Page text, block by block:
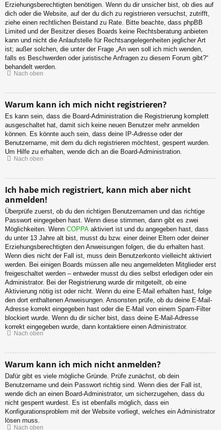
Erziehungsberechtigten benötigen. Wenn du dir unsicher bist, ob dies auf
dich oder die Website, auf der du dich zu registrieren versuchst, zutrifft,
ziehe einen rechtlichen Beistand zu Rate. Bitte beachte, dass phpBB
Limited und der Besitzer dieses Boards keine Rechtsberatung anbieten
kann und nicht die Anlaufstelle für Rechtsangelegenheiten jeglicher Art
ist; außer solchen, die unter der Frage „An wen soll ich mich wenden,
falls es Beschwerden oder juristische Anfragen zu diesem Forum gibt?“
behandelt werden.
Nach oben
Warum kann ich mich nicht registrieren?
Es kann sein, dass die Board-Administration die Registrierung komplett
ausgeschaltet hat, damit sich keine neuen Benutzer mehr anmelden
können. Es könnte auch sein, dass deine IP-Adresse oder der
Benutzername, mit dem du dich registrieren möchtest, gesperrt wurden.
Um Hilfe zu erhalten, wende dich an die Board-Administration.
Nach oben
Ich habe mich registriert, kann mich aber nicht
anmelden!
Überprüfe zuerst, ob du den richtigen Benutzernamen und das richtige
Passwort eingegeben hast. Wenn diese stimmen, dann gibt es zwei
Möglichkeiten. Wenn COPPA aktiviert ist und du angegeben hast, dass
du unter 13 Jahre alt bist, musst du bzw. einer deiner Eltern oder deiner
Erziehungsberechtigten den Anweisungen folgen, die du erhalten hast.
Wenn dies nicht der Fall ist, muss dein Benutzerkonto vielleicht aktiviert
werden. Bei einigen Boards müssen alle neu angemeldeten Mitglieder erst
freigeschaltet werden – entweder musst du dies selbst erledigen oder ein
Administrator. Bei der Registrierung wurde dir mitgeteilt, ob eine
Aktivierung nötig ist oder nicht. Wenn du eine E-Mail erhalten hast, folge
den dort enthaltenen Anweisungen. Ansonsten prüfe, ob du deine E-Mail-
Adresse korrekt eingegeben hast oder die E-Mail von einem Spam-Filter
blockiert wurde. Wenn du dir sicher bist, dass deine E-Mail-Adresse
korrekt eingegeben wurde, dann kontaktiere einen Administrator.
Nach oben
Warum kann ich mich nicht anmelden?
Dafür gibt es viele mögliche Gründe. Prüfe zunächst, ob dein
Benutzername und dein Passwort richtig sind. Wenn dies der Fall ist,
wende dich an einen Board-Administrator, um sicherzugehen, dass du
nicht gesperrt wurdest. Es ist ebenfalls möglich, dass ein
Konfigurationsproblem mit der Website vorliegt, welches ein Administrator
lösen muss.
Nach oben